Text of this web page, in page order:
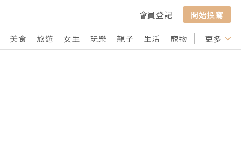
會員登記
開始撰寫
美食 旅遊 女生 玩樂 親子 生活 寵物 行山 打卡
更多